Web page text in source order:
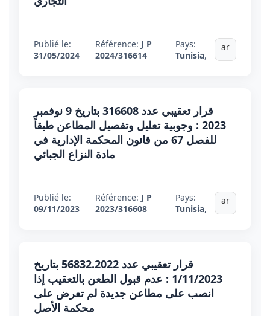
Publié le:
31/05/2024
Référence: J P
2024/316614
Pays:
Tunisia,
ar
قرار تعقيبي عدد 316608 بتاريخ 9 نوفمبر
2023 : وجوبية تعليل وتفصيل المطاعن طبقاً
للفصل 67 من قانون المحكمة الإدارية في
مادة النزاع الجبائي
Publié le:
09/11/2023
Référence: J P
2023/316608
Pays:
Tunisia,
ar
قرار تعقيبي عدد 56832.2022 بتاريخ
1/11/2023 : عدم قبول الطعن بالتعقيب إذا
انصب على مطاعن جديدة لم تعرض على
محكمة الأصل